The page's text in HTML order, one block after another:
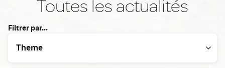
Toutes les actualités
Filtrer par...